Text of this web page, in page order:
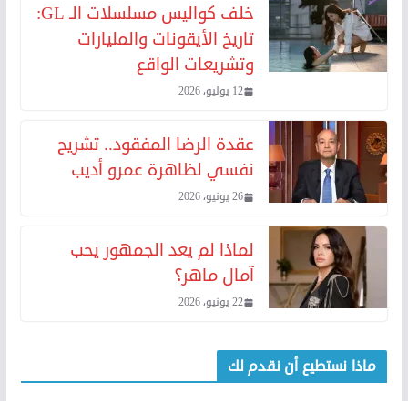
خلف كواليس مسلسلات الـ GL:
تاريخ الأيقونات والمليارات
وتشريعات الواقع
12 يوليو، 2026
عقدة الرضا المفقود.. تشريح
نفسي لظاهرة عمرو أديب
26 يونيو، 2026
لماذا لم يعد الجمهور يحب
آمال ماهر؟
22 يونيو، 2026
ماذا نستطيع أن نقدم لك